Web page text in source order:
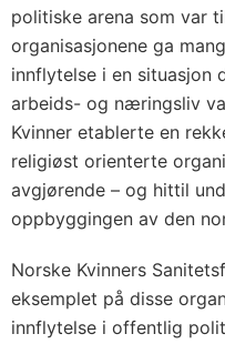
politiske arena som var
organisasjonene ga
innflytelse i en situasjon
arbeids- og næringsliv
Kvinner etablerte en
religiøst orienterte
avgjørende – og hittil
oppbyggingen av den
Norske Kvinners
eksemplet på disse
innflytelse i offentlig